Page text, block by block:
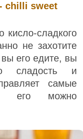
chilli sweet
кисло-сладкого
не захотите
его едите, вы
сладость и
самые
его можно